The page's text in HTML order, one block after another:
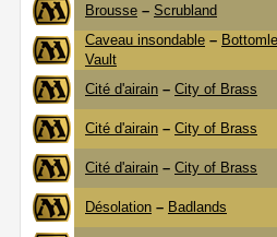
Brousse – Scrubland
Caveau insondable –
Vault
Cité d'airain – City of Brass
Cité d'airain – City of Brass
Cité d'airain – City of Brass
Désolation – Badlands